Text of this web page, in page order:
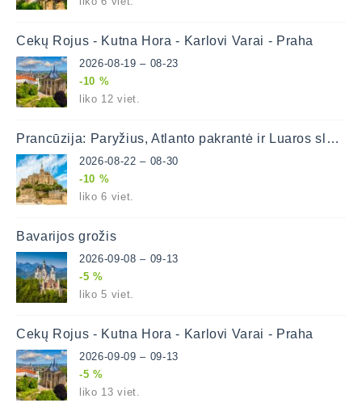
Čekų Rojus - Kutna Hora - Karlovi Varai - Praha
2026-08-19 – 08-23
-10 %
liko 12 viet.
Prancūzija: Paryžius, Atlanto pakrantė ir Luaros slėnis
2026-08-22 – 08-30
-10 %
liko 6 viet.
Bavarijos grožis
2026-09-08 – 09-13
-5 %
liko 5 viet.
Čekų Rojus - Kutna Hora - Karlovi Varai - Praha
2026-09-09 – 09-13
-5 %
liko 13 viet.